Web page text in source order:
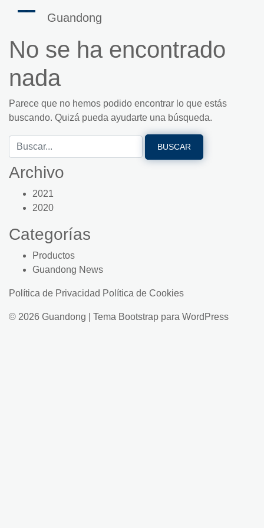
Guandong
No se ha encontrado
nada
Parece que no hemos podido encontrar lo que estás
buscando. Quizá pueda ayudarte una búsqueda.
Archivo
2021
2020
Categorías
Productos
Guandong News
Política de Privacidad Política de Cookies
© 2026 Guandong Tema Bootstrap para WordPress